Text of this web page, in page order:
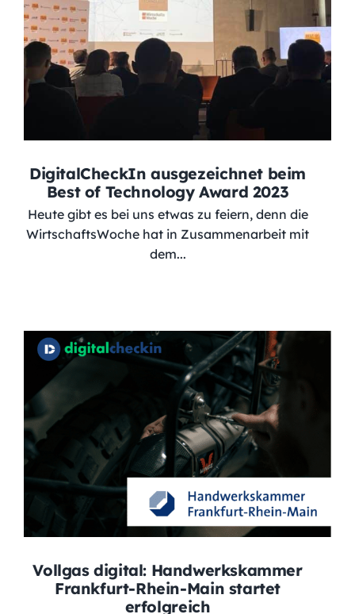
DigitalCheckIn ausgezeichnet beim
Best of Technology Award 2023
Heute gibt es bei uns etwas zu feiern, denn die
WirtschaftsWoche hat in Zusammenarbeit mit
dem...
Vollgas digital: Handwerkskammer
Frankfurt-Rhein-Main startet
erfolgreich